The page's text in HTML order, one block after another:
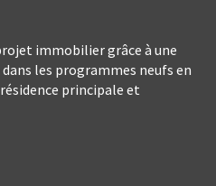
immobilier grâce à une
les programmes neufs en
principale et